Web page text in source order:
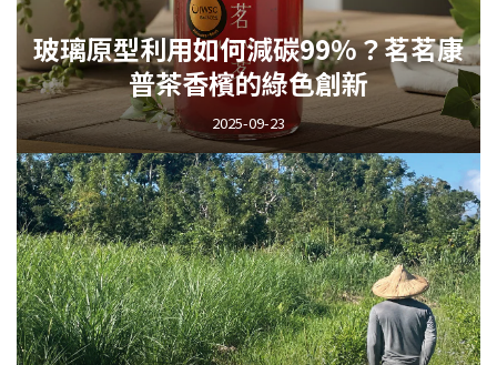
玻璃原型利用如何減碳99%？茗茗康
普茶香檳的綠色創新
2025-09-23